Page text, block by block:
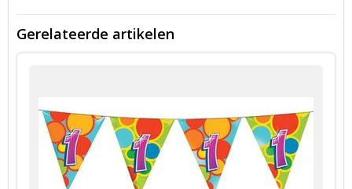
Gerelateerde artikelen